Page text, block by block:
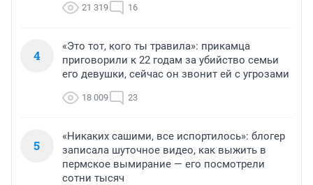
21 319 16
4
«Это тот, кого ты травила»: прикамца
приговорили к 22 годам за убийство семьи
его девушки, сейчас он звонит ей с угрозами
18 009 23
5
«Никаких сашими, все испортилось»: блогер
записала шуточное видео, как выжить в
пермское вымирание — его посмотрели
сотни тысяч